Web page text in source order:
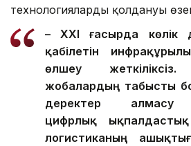
технологияларды қолдануы
– XXI ғасырда көлік
қабілетін
өлшеу
жобалардың табысты
деректер алмасу
цифрлық
логистиканың